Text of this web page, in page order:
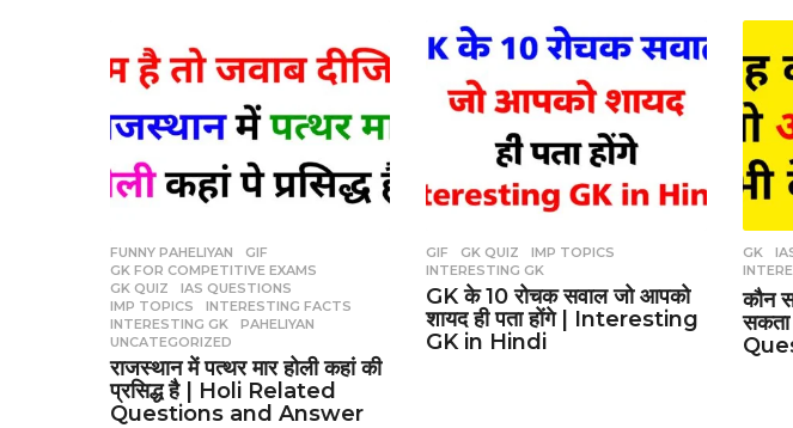
FUNNY PAHELIYAN ,GIF
GK FOR COMPETITIVE EXAMS
GK QUIZ
,IAS QUESTIONS
IMP TOPICS
,INTERESTING FACTS
INTERESTING GK
,PAHELIYAN
UNCATEGORIZED
राजस्थान में पत्थर मार होली कहां की
प्रसिद्ध है | Holi Related
Questions and Answer
GIF ,GK QUIZ ,IMP TOPICS
INTERESTING GK
GK के 10 रोचक सवाल जो आपको
शायद ही पता होंगे | Interesting
GK in Hindi
GK ,
कौन